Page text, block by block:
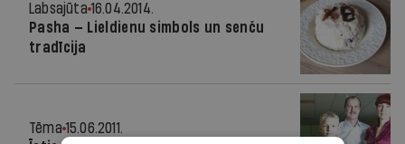
Labsajūta 16.04.2014.
Pasha — Lieldienu simbols un senču
tradīcija
Tēma 15.06.2011.